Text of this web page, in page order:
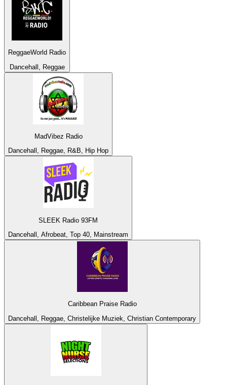
ReggaeWorld Radio
Dancehall, Reggae
MadVibez Radio
Dancehall, Reggae, R&B, Hip Hop
SLEEK Radio 93FM
Dancehall, Afrobeat, Top 40, Mainstream
Caribbean Praise Radio
Dancehall, Reggae, Christelijke Muziek, Christian Contemporary